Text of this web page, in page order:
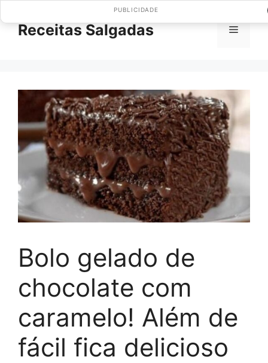
paraReceitas Salgadas Menu
Bolo gelado de
chocolate com
caramelo! Além de
fácil fica delicioso
PUBLICIDADE